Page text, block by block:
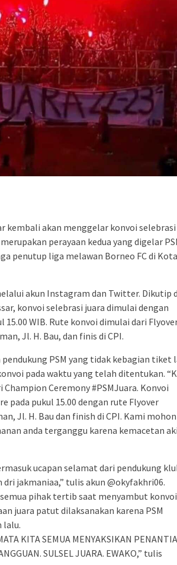
kembali akan menggelar konvoi selebrasi
perayaan kedua yang digelar
penutup liga melawan Borneo FC di Kota
akun Instagram dan Twitter. Dikutip
konvoi selebrasi juara dimulai dengan
WIB. Rute konvoi dimulai dari
Jl. H. Bau, dan finis di CPI.
PSM yang tidak kebagian tiket
pada waktu yang telah ditentukan.
Ceremony #PSMJuara. Konvoi
pada pukul 15.00 dengan rute Flyover
Jl. H. Bau dan finish di CPI. Kami mohon
anda terganggu karena kemacetan
ucapan selamat dari pendukung
jakmaniaa,” tulis akun @okyfakhri06.
pihak tertib saat menyambut konvoi
juara patut dilaksanakan karena PSM
lalu.
KITA SEMUA MENYAKSIKAN
SULSEL JUARA. EWAKO,” tulis